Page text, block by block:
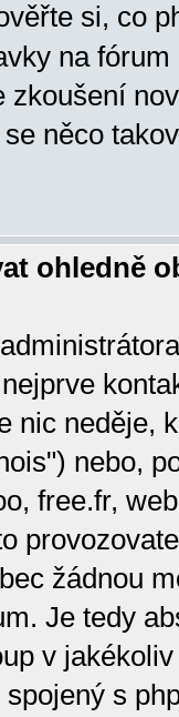
si, co
na
zkoušení
něco
ohledně
nic neděje,
nebo,
free.fr,
žádnou
Je tedy
v
s